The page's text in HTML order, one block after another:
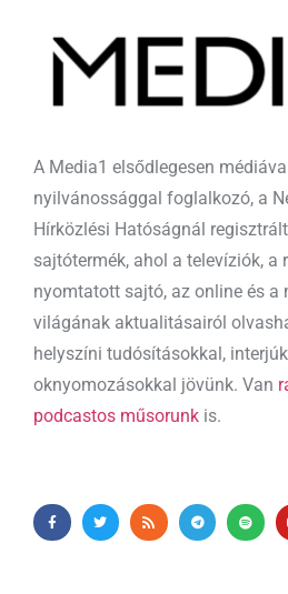
A Media1 elsődlegesen
nyilvánossággal foglalkozó, a
Hírközlési Hatóságnál
sajtótermék, ahol a televíziók, a
nyomtatott sajtó, az online és a
világának aktualitásairól
helyszíni tudósításokkal,
oknyomozásokkal jövünk. Van
podcastos műsorunk is.